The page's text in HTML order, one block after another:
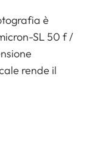
è
SL 50 f /
rende il
ad
lavori in